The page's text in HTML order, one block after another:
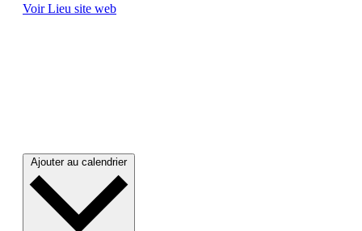
Voir Lieu site web
Ajouter au calendrier